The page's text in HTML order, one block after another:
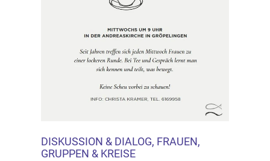
DISKUSSION & DIALOG, FRAUEN,
GRUPPEN & KREISE